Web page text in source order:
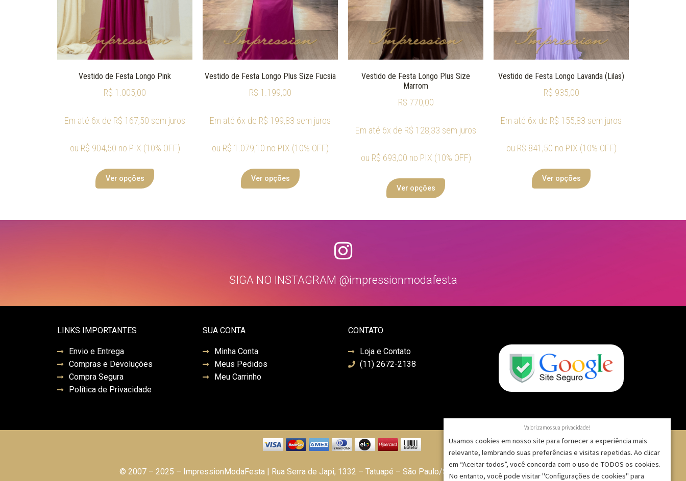
Vestido de Festa Longo Pink
R$ 1.005,00
Em até 6x de R$ 167,50 sem juros
ou R$ 904,50 no PIX (10% OFF)
Ver opções
Vestido de Festa Longo Plus Size Fucsia
R$ 1.199,00
Em até 6x de R$ 199,83 sem juros
ou R$ 1.079,10 no PIX (10% OFF)
Ver opções
Vestido de Festa Longo Plus Size
Marrom
R$ 770,00
Em até 6x de R$ 128,33 sem juros
ou R$ 693,00 no PIX (10% OFF)
Ver opções
Vestido de Festa Longo Lavanda (Lilas)
R$ 935,00
Em até 6x de R$ 155,83 sem juros
ou R$ 841,50 no PIX (10% OFF)
Ver opções
SIGA NO INSTAGRAM @impressionmodafesta
LINKS IMPORTANTES
Envio e Entrega
Compras e Devoluções
Compra Segura
Política de Privacidade
SUA CONTA
Minha Conta
Meus Pedidos
Meu Carrinho
CONTATO
Loja e Contato
(11) 2672-2138
© 2007 – 2025 – ImpressionModaFesta | Rua Serra de Japi, 1332 – Tatuapé – São Paulo/SP – CNPJ: 09.271.257/0001-52 |
Valorizamos sua privacidade!
Usamos cookies em nosso site para fornecer a experiência mais
relevante, lembrando suas preferências e visitas repetidas. Ao clicar
em “Aceitar todos”, você concorda com o uso de TODOS os cookies.
No entanto, você pode visitar "Configurações de cookies" para